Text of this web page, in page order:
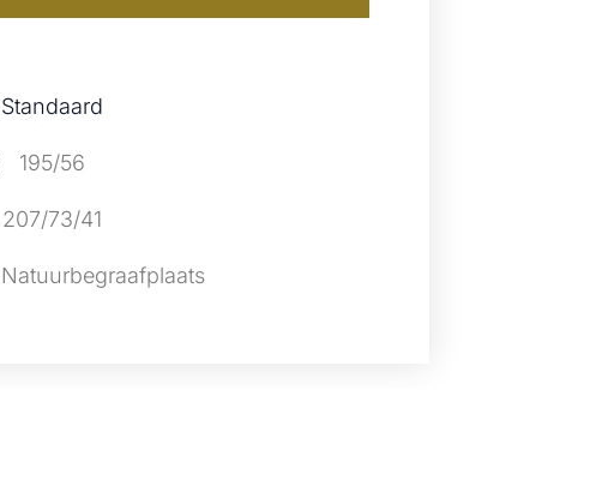
Standaard
195/56
207/73/41
Natuurbegraafplaats